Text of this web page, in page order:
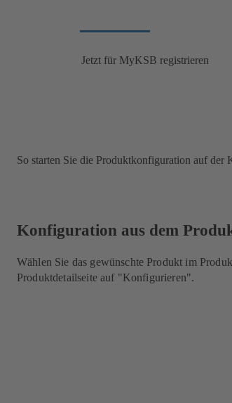
Jetzt für MyKSB registrieren
So starten Sie die Produktkonfiguration auf der
Konfiguration aus dem
Wählen Sie das gewünschte Produkt im
Produktdetailseite auf "Konfigurieren".